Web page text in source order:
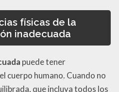
físicas de la
inadecuada
puede tener
cuerpo humano. Cuando no
que incluya todos los